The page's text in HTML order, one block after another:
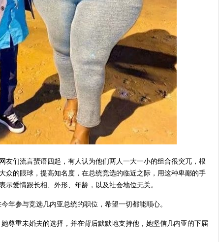
友们流言蜚语四起，有人认为他们两人一大一小的组合很突兀，根
众的眼球，提高知名度，在总统竞选的临近之际，用这种卑鄙的手
示爱情跟长相、外形、年龄，以及社会地位无关。
年参与竞选几内亚总统的职位，希望一切都能顺心。
尊重未婚夫的选择，并在背后默默地支持他，她坚信几内亚的下届